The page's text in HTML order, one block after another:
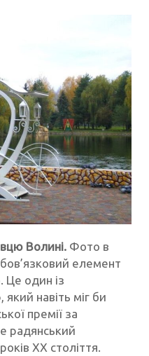
Волині. Фото в
елемент
Це один із
навіть міг би
премії за
радянський
XX століття.